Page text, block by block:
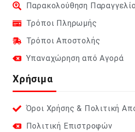
Παρακολούθηση
Τρόποι Πληρωμής
Τρόποι Αποστολής
Υπαναχώρηση από Αγορά
Χρήσιμα
Όροι Χρήσης & Πολιτική
Πολιτική Επιστροφών